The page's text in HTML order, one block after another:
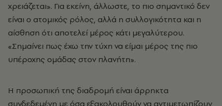
χρειάζεται». Για εκείνη, άλλωστε, το πιο σημαντικό δεν
είναι ο ατομικός ρόλος, αλλά η συλλογικότητα και η
αίσθηση ότι αποτελεί μέρος κάτι μεγαλύτερου.
«Σημαίνει πως έχω την τύχη να είμαι μέρος της πιο
υπέροχης ομάδας στον πλανήτη».
Η προσωπική της διαδρομή είναι άρρηκτα
συνδεδεμένη με όσα εξακολουθούν να αντιμετωπίζουν